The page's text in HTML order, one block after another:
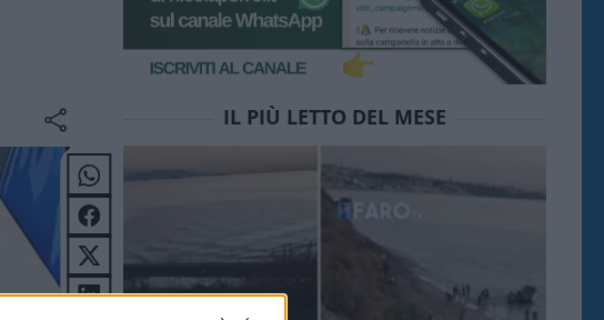
IL PIÙ LETTO DEL MESE